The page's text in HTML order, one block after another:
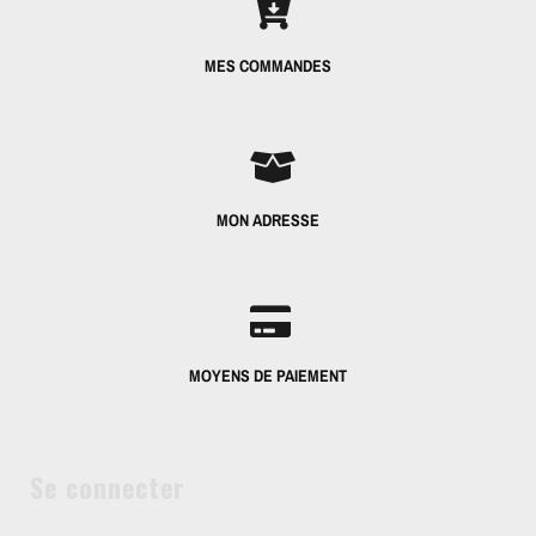
MES COMMANDES
MON ADRESSE
MOYENS DE PAIEMENT